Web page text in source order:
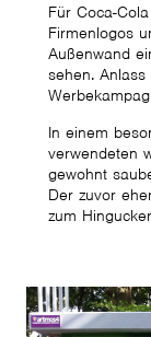
Für Coca-
Firmenlogos
Außenwand
sehen.
In einem
verwendeten
gewohnt
Der zuvor
zum